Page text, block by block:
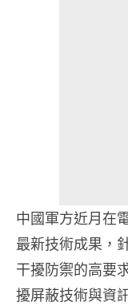
中國軍方近月在
最新技術成果，
干擾防禦的高要
擾屏蔽技術與資